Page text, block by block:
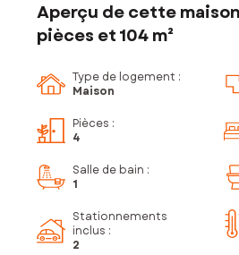
Aperçu de cette
pièces et 104 m²
Type de logement :
Maison
Pièces :
4
Salle de bain :
1
Stationnements
inclus :
2